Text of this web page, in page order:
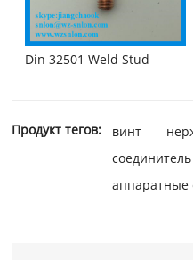
Din 32501 Weld Stud
Продукт тегов: винт
соединитель
аппаратные